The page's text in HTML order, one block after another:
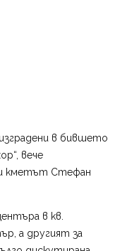
в бившето
вече
кметът Стефан
в кв.
а другият за